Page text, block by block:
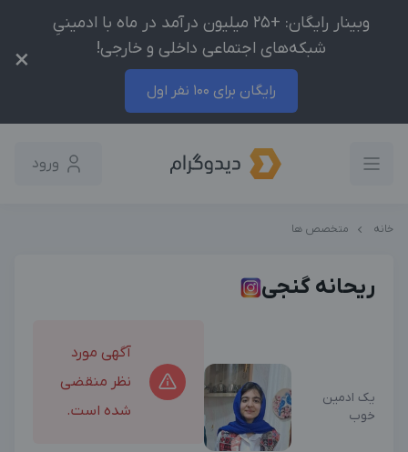
وبینار رایگان: +25 میلیون درآمد در ماه با ادمینیِ
شبکه‌های اجتماعی داخلی و خارجی!
رایگان برای 100 نفر اول
×
ورود
خانه متخصص ها
ریحانه گنجی
یک ادمین
خوب
آگهی مورد
نظر منقضی
شده است.